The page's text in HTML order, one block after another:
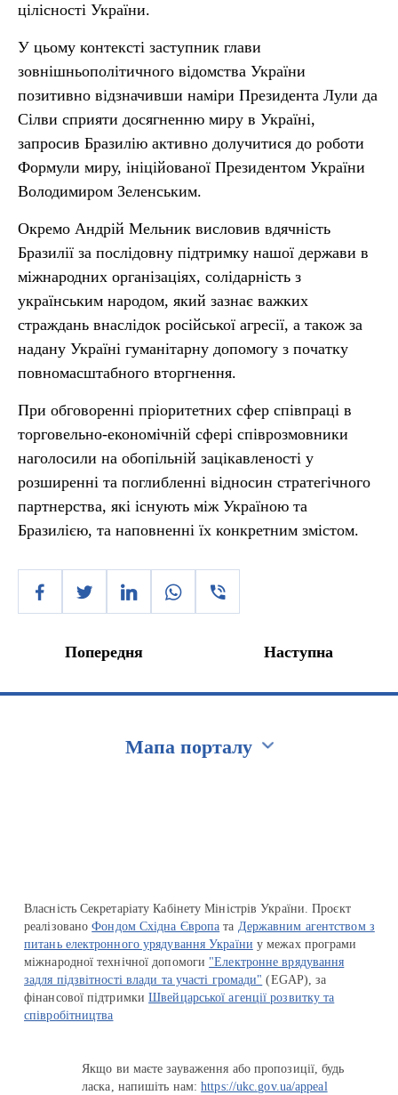
цілісності України.
У цьому контексті заступник глави
зовнішньополітичного відомства України
позитивно відзначивши наміри Президента Лули да
Сілви сприяти досягненню миру в Україні,
запросив Бразилію активно долучитися до роботи
Формули миру, ініційованої Президентом України
Володимиром Зеленським.
Окремо Андрій Мельник висловив вдячність
Бразилії за послідовну підтримку нашої держави в
міжнародних організаціях, солідарність з
українським народом, який зазнає важких
страждань внаслідок російської агресії, а також за
надану Україні гуманітарну допомогу з початку
повномасштабного вторгнення.
При обговоренні пріоритетних сфер співпраці в
торговельно-економічній сфері співрозмовники
наголосили на обопільній зацікавленості у
розширенні та поглибленні відносин стратегічного
партнерства, які існують між Україною та
Бразилією, та наповненні їх конкретним змістом.
Попередня Наступна
Мапа порталу
Власність Секретаріату Кабінету Міністрів України. Проєкт
реалізованоФондом Східна Європа та Державним агентством з
питань електронного урядування України у межах програми
міжнародної технічної допомоги "Електронне врядування
задля підзвітності влади та участі громади" (EGAP), за
фінансової підтримкиШвейцарської агенції розвитку та
співробітництва
Якщо ви маєте зауваження або пропозиції, будь
ласка, напишіть нам:https://ukc.gov.ua/appeal